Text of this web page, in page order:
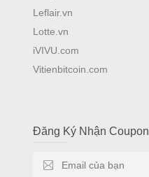
Leflair.vn
Lotte.vn
iVIVU.com
Vitienbitcoin.com
Đăng Ký Nhận Coupon